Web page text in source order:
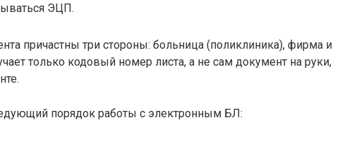
ЭЦП.
причастны три стороны: больница (поликлиника), фирма и
только кодовый номер листа, а не сам документ на руки,
порядок работы с электронным БЛ: